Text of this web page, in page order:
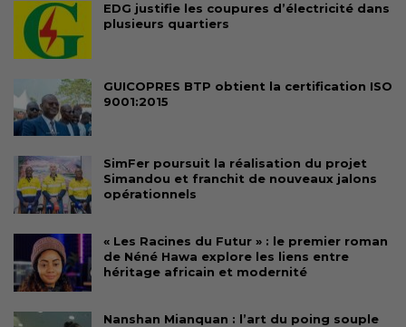
EDG justifie les coupures d’électricité dans
plusieurs quartiers
GUICOPRES BTP obtient la certification ISO
9001:2015
SimFer poursuit la réalisation du projet
Simandou et franchit de nouveaux jalons
opérationnels
« Les Racines du Futur » : le premier roman
de Néné Hawa explore les liens entre
héritage africain et modernité
Nanshan Mianquan : l’art du poing souple